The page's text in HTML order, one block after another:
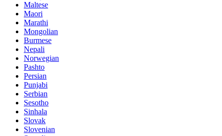
Maltese
Maori
Marathi
Mongolian
Burmese
Nepali
Norwegian
Pashto
Persian
Punjabi
Serbian
Sesotho
Sinhala
Slovak
Slovenian